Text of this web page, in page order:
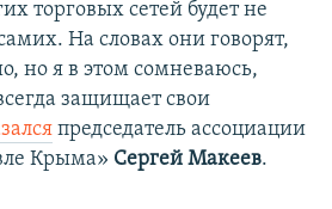
торговых сетей будет не
На словах они говорят,
но я в этом сомневаюсь,
защищает свои
председатель ассоциации
Крыма» Сергей Макеев.